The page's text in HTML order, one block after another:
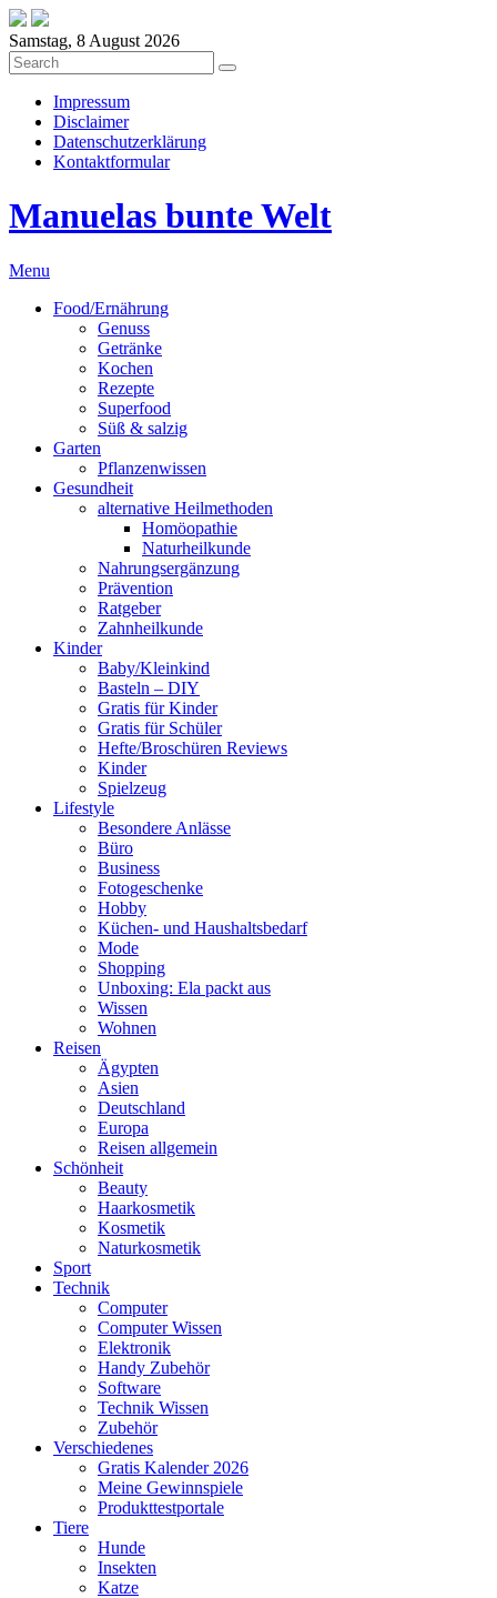
Samstag, 8 August 2026
Impressum
Disclaimer
Datenschutzerklärung
Kontaktformular
Manuelas bunte Welt
Menu
Food/Ernährung
Genuss
Getränke
Kochen
Rezepte
Superfood
Süß & salzig
Garten
Pflanzenwissen
Gesundheit
alternative Heilmethoden
Homöopathie
Naturheilkunde
Nahrungsergänzung
Prävention
Ratgeber
Zahnheilkunde
Kinder
Baby/Kleinkind
Basteln – DIY
Gratis für Kinder
Gratis für Schüler
Hefte/Broschüren Reviews
Kinder
Spielzeug
Lifestyle
Besondere Anlässe
Büro
Business
Fotogeschenke
Hobby
Küchen- und Haushaltsbedarf
Mode
Shopping
Unboxing: Ela packt aus
Wissen
Wohnen
Reisen
Ägypten
Asien
Deutschland
Europa
Reisen allgemein
Schönheit
Beauty
Haarkosmetik
Kosmetik
Naturkosmetik
Sport
Technik
Computer
Computer Wissen
Elektronik
Handy Zubehör
Software
Technik Wissen
Zubehör
Verschiedenes
Gratis Kalender 2026
Meine Gewinnspiele
Produkttestportale
Tiere
Hunde
Insekten
Katze